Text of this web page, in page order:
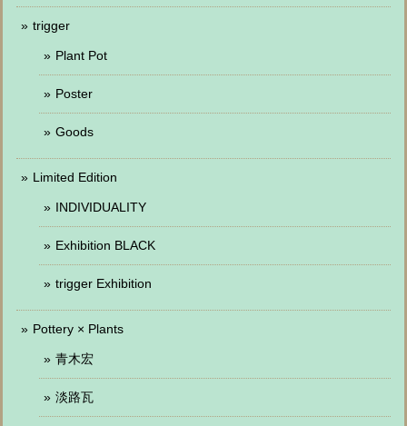
trigger
Plant Pot
Poster
Goods
Limited Edition
INDIVIDUALITY
Exhibition BLACK
trigger Exhibition
Pottery × Plants
青木宏
淡路瓦